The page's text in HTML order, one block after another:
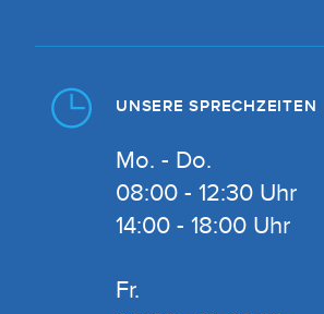
UNSERE SPRECHZEITEN
Mo. - Do.
08:00 - 12:30 Uhr
14:00 - 18:00 Uhr
Fr.